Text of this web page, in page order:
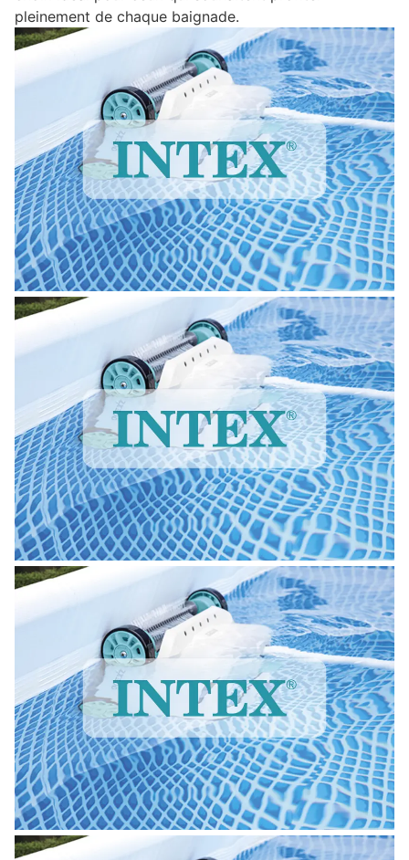
pleinement de chaque baignade.